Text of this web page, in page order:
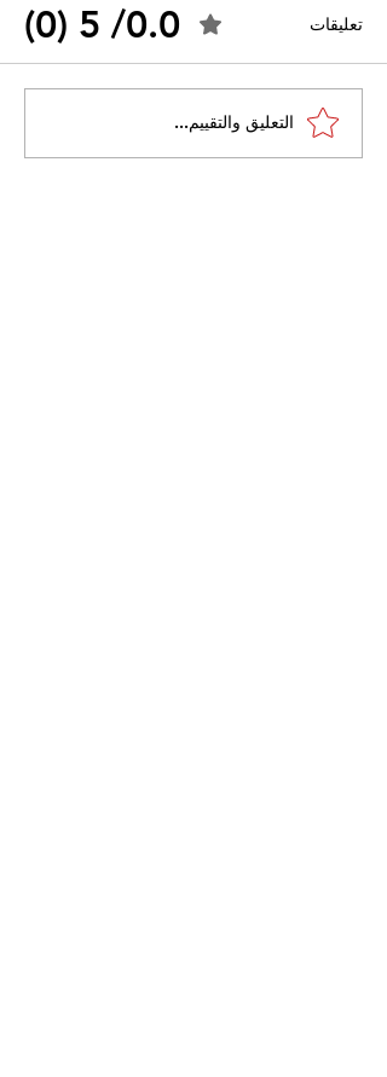
القضاء الإداري يقضي بحل
نقابة "كنابست"
تعليقات 0.0/ 5 (0)
التعليق والتقييم...